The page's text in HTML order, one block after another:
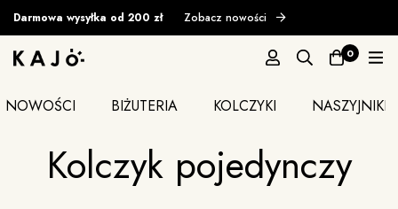
Darmowa wysyłka od 200 zł Zobacz nowości
0
NOWOŚCI BIŻUTERIA KOLCZYKI NASZYJNIKI
Kolczyk pojedynczy